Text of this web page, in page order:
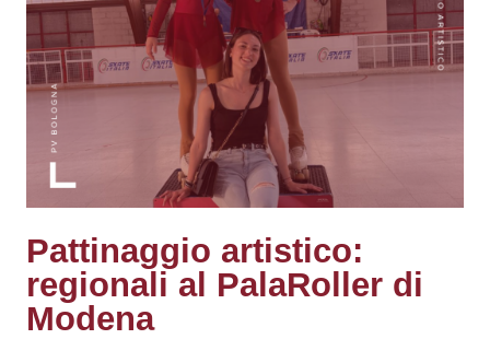
Pattinaggio artistico:
regionali al PalaRoller di
Modena